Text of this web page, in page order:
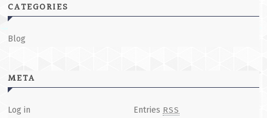
CATEGORIES
Blog
META
Log in Entries RSS